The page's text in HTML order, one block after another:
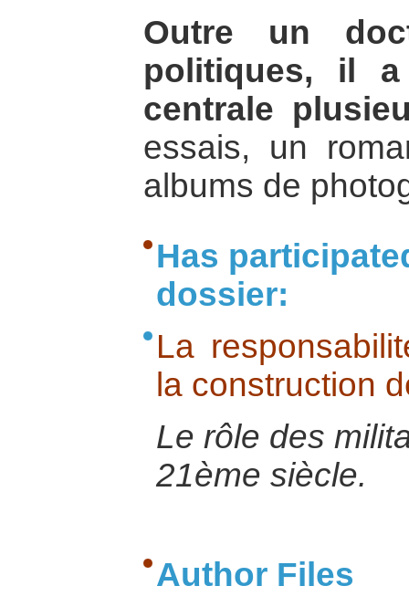
Outre un
politiques, il
centrale
essais, un
albums de
Has
dossier:
La
la construction
Le rôle des
21ème siècle.
Author Files